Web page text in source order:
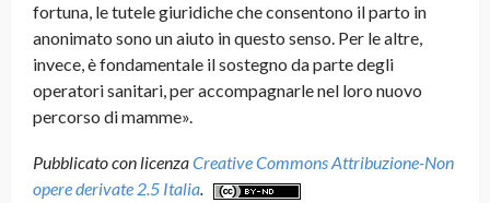
fortuna, le tutele giuridiche che consentono il parto in
anonimato sono un aiuto in questo senso. Per le altre,
invece, è fondamentale il sostegno da parte degli
operatori sanitari, per accompagnarle nel loro nuovo
percorso di mamme».
Pubblicato con licenzaCreative Commons Attribuzione-Non
opere derivate 2.5 Italia.